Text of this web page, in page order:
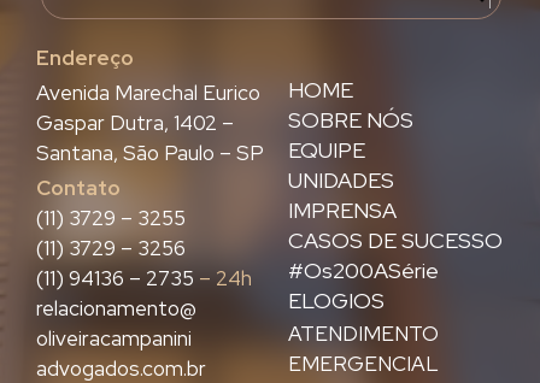
Endereço
HOME
SOBRE NÓS
EQUIPE
UNIDADES
IMPRENSA
CASOS DE SUCESSO
#Os200ASérie
ELOGIOS
ATENDIMENTO
EMERGENCIAL
Avenida Marechal Eurico
Gaspar Dutra, 1402 –
Santana, São Paulo – SP
Contato
(11) 3729 – 3255
(11) 3729 – 3256
(11) 94136 – 2735 – 24h
relacionamento@
oliveiracampanini
advogados.com.br